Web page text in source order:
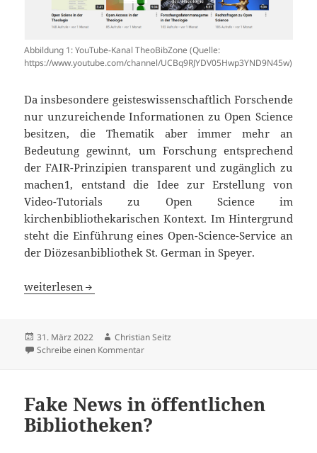
Abbildung 1: YouTube-Kanal TheoBibZone (Quelle:
https://www.youtube.com/channel/UCBq9RJYDV05Hwp3YND9N45w)
Da insbesondere geisteswissenschaftlich Forschende
nur unzureichende Informationen zu Open Science
besitzen, die Thematik aber immer mehr an
Bedeutung gewinnt, um Forschung entsprechend
der FAIR-Prinzipien transparent und zugänglich zu
machen1, entstand die Idee zur Erstellung von
Video-Tutorials zu Open Science im
kirchenbibliothekarischen Kontext. Im Hintergrund
steht die Einführung eines Open-Science-Service an
der Diözesanbibliothek St. German in Speyer.
Erstellung von Video-Tutorials zu Open Science für eine
weiterlesen
Veröffentlicht
am
31. März 2022 Autor
Christian Seitz
Schreibe einen Kommentarzu Erstellung von Video-Tutorials zu Open
Fake News in öffentlichen
Bibliotheken?